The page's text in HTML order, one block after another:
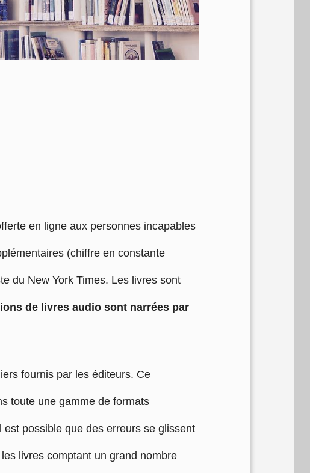
en ligne aux personnes incapables
(chiffre en constante
du New York Times. Les livres sont
de livres audio sont narrées par
fournis par les éditeurs. Ce
toute une gamme de formats
est possible que des erreurs se glissent
livres comptant un grand nombre